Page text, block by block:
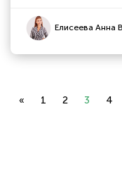
Елисеева Анна
« 1 2 3 4